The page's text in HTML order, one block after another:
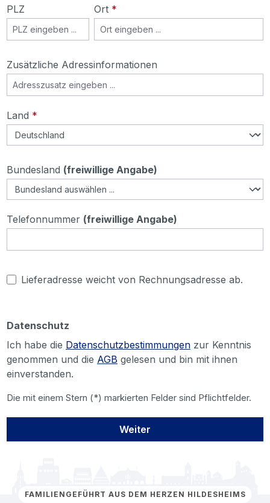
PLZ Ort *
Zusätzliche Adressinformationen
Land *
Bundesland (freiwillige Angabe)
Telefonnummer (freiwillige Angabe)
Lieferadresse weicht von Rechnungsadresse ab.
Datenschutz
Ich habe die Datenschutzbestimmungen zur Kenntnis
genommen und die AGB gelesen und bin mit ihnen
einverstanden.
Die mit einem Stern (*) markierten Felder sind Pflichtfelder.
Weiter
FAMILIENGEFÜHRT AUS DEM HERZEN HILDESHEIMS